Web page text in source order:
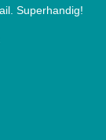
Superhandig!